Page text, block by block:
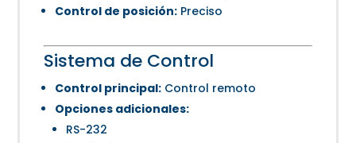
Control de posición: Preciso
Sistema de Control
Control principal: Control remoto
Opciones adicionales:
RS-232